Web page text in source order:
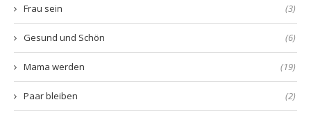
Frau sein (3)
Gesund und Schön (6)
Mama werden (19)
Paar bleiben (2)